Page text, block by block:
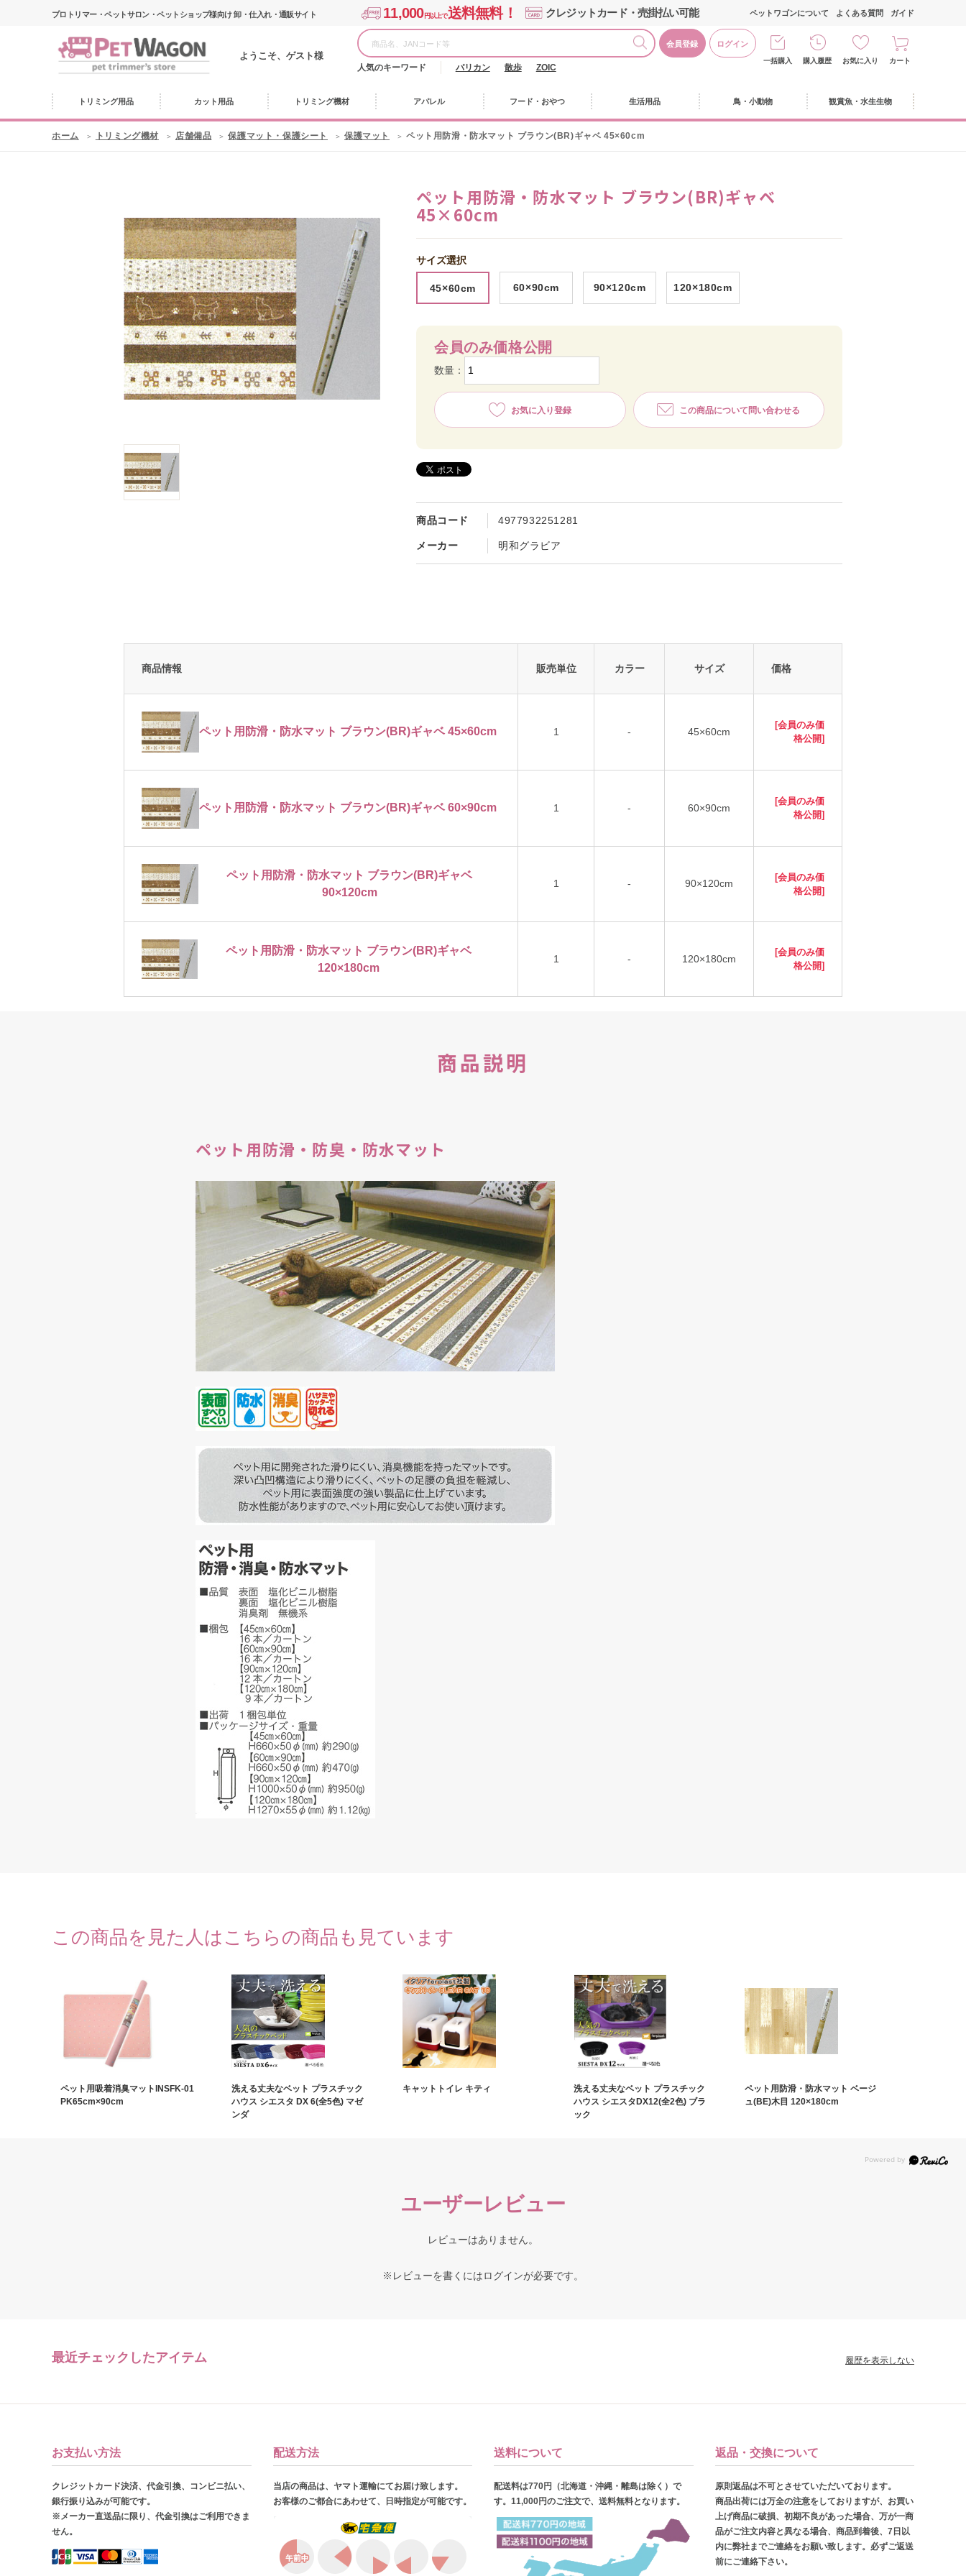
プロトリマー・ペットサロン・ペットショップ様向け 卸・仕入れ・通販サイト 11,000円以上で送料無料！ クレジットカード・売掛払い可能
ようこそ、ゲスト様
会員登録 ログイン
人気のキーワード バリカン 散歩 ZOIC
ペットワゴンについて よくある質問 ガイド
一括購入 購入履歴 お気に入り カート
トリミング用品 カット用品 トリミング機材 アパレル フード・おやつ 生活用品 鳥・小動物 観賞魚・水生生物
ホーム トリミング機材 店舗備品 保護マット・保護シート 保護マット ペット用防滑・防水マット ブラウン(BR)ギャベ 45×60cm
ペット用防滑・防水マット ブラウン(BR)ギャベ
45×60cm
商品コード 4977932251281
メーカー 明和グラビア
サイズ選択
45×60cm 60×90cm 90×120cm 120×180cm
会員のみ価格公開
数量：
お気に入り登録 この商品について問い合わせる
商品情報 販売単位 カラー サイズ 価格
ペット用防滑・防水マット ブラウン(BR)ギャベ 45×60cm 1 - 45×60cm
[会員のみ価
格公開]
ペット用防滑・防水マット ブラウン(BR)ギャベ 60×90cm 1 - 60×90cm
[会員のみ価
格公開]
ペット用防滑・防水マット ブラウン(BR)ギャベ
90×120cm
1 - 90×120cm
[会員のみ価
格公開]
ペット用防滑・防水マット ブラウン(BR)ギャベ
120×180cm
1 - 120×180cm
[会員のみ価
格公開]
商品説明
ペット用防滑・防臭・防水マット
この商品を見た人はこちらの商品も見ています
ペット用吸着消臭マットINSFK‐01
PK65cm×90cm
洗える丈夫なベット プラスチック
ハウス シエスタ DX 6(全5色) マゼ
ンダ
キャットトイレ キティ
洗える丈夫なベット プラスチック
ハウス シエスタDX12(全2色) ブラ
ック
ペット用防滑・防水マット ベージ
ュ(BE)木目 120×180cm
ユーザーレビュー
レビューはありません。
※レビューを書くにはログインが必要です。
最近チェックしたアイテム 履歴を表示しない
お支払い方法
クレジットカード決済、代金引換、コンビニ払い、
銀行振り込みが可能です。
※メーカー直送品に限り、代金引換はご利用できま
せん。
配送方法
当店の商品は、ヤマト運輸にてお届け致します。
お客様のご都合にあわせて、日時指定が可能です。
送料について
配送料は770円（北海道・沖縄・離島は除く）で
す。11,000円のご注文で、送料無料となります。
返品・交換について
原則返品は不可とさせていただいております。
商品出荷には万全の注意をしておりますが、お買い
上げ商品に破損、初期不良があった場合、万が一商
品がご注文内容と異なる場合、商品到着後、7日以
内に弊社までご連絡をお願い致します。必ずご返送
前にご連絡下さい。